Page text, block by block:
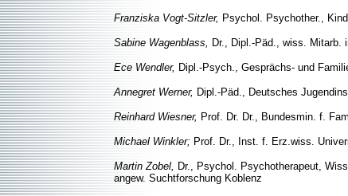
Franziska Vogt-Sitzler, Psychol. Psychother.,
Sabine Wagenblass, Dr., Dipl.-Päd., wiss.
Ece Wendler, Dipl.-Psych., Gesprächs- und
Annegret Werner, Dipl.-Päd., Deutsches
Reinhard Wiesner, Prof. Dr. Dr., Bundesmin. f.
Michael Winkler; Prof. Dr., Inst. f. Erz.wiss.
Martin Zobel, Dr., Psychol. Psychotherapeut,
angew. Suchtforschung Koblenz